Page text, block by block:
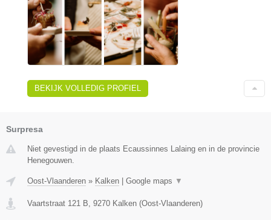
BEKIJK VOLLEDIG PROFIEL
Surpresa
Niet gevestigd in de plaats Ecaussinnes Lalaing en in de provincie
Henegouwen.
Oost-Vlaanderen » Kalken | Google maps ▼
Vaartstraat 121 B 9270 Kalken (Oost-Vlaanderen)